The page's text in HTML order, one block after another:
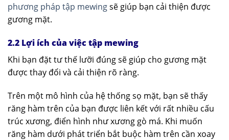
phương pháp tập mewingsẽ giúp bạn cải thiện được
gương mặt.
2.2 Lợi ích của việc tập mewing
Khi bạn đặt tư thế lưỡi đúng sẽ giúp cho gương mặt
được thay đổi và cải thiện rõ ràng.
Trên một mô hình của hệ thống sọ mặt, bạn sẽ thấy
răng hàm trên của bạn được liên kết với rất nhiều cấu
trúc xương, điển hình như xương gò má. Khi muốn
răng hàm dưới phát triển bắt buộc hàm trên cần xoay